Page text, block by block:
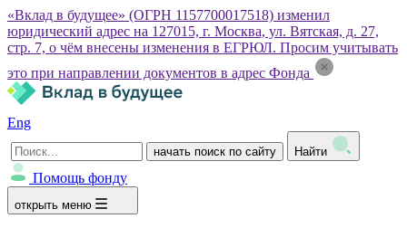
«Вклад в будущее» (ОГРН 1157700017518) изменил
юридический адрес на 127015, г. Москва, ул. Вятская, д. 27,
стр. 7, о чём внесены изменения в ЕГРЮЛ. Просим учитывать
это при направлении документов в адрес Фонда
Eng
начать поиск по сайту Найти
Помощь фонду
открыть меню